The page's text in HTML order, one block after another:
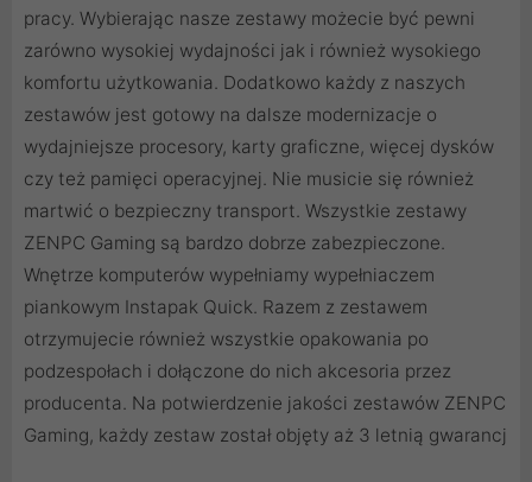
pracy. Wybierając nasze zestawy możecie być pewni
zarówno wysokiej wydajności jak i również wysokiego
komfortu użytkowania. Dodatkowo każdy z naszych
zestawów jest gotowy na dalsze modernizacje o
wydajniejsze procesory, karty graficzne, więcej dysków
czy też pamięci operacyjnej. Nie musicie się również
martwić o bezpieczny transport. Wszystkie zestawy
ZENPC Gaming są bardzo dobrze zabezpieczone.
Wnętrze komputerów wypełniamy wypełniaczem
piankowym Instapak Quick. Razem z zestawem
otrzymujecie również wszystkie opakowania po
podzespołach i dołączone do nich akcesoria przez
producenta. Na potwierdzenie jakości zestawów ZENPC
Gaming, każdy zestaw został objęty aż 3 letnią gwarancj